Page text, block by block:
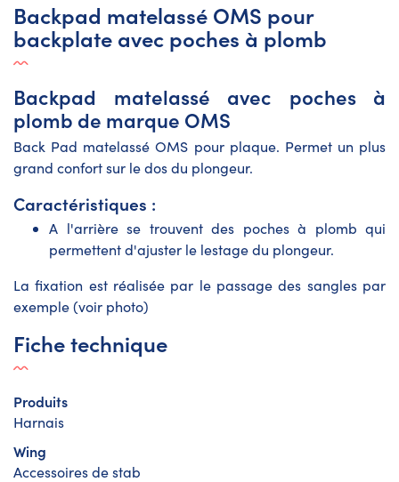
Backpad matelassé OMS pour
backplate avec poches à plomb
Backpad matelassé avec poches à
plomb de marque OMS
Back Pad matelassé OMS pour plaque. Permet un plus
grand confort sur le dos du plongeur.
Caractéristiques :
A l'arrière se trouvent des poches à plomb qui
permettent d'ajuster le lestage du plongeur.
La fixation est réalisée par le passage des sangles par
exemple (voir photo)
Fiche technique
Produits
Harnais
Wing
Accessoires de stab